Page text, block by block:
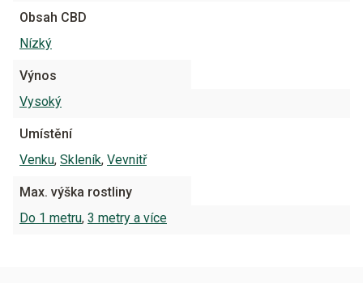
Obsah CBD
Nízký
Výnos
Vysoký
Umístění
Venku, Skleník, Vevnitř
Max. výška rostliny
Do 1 metru, 3 metry a více